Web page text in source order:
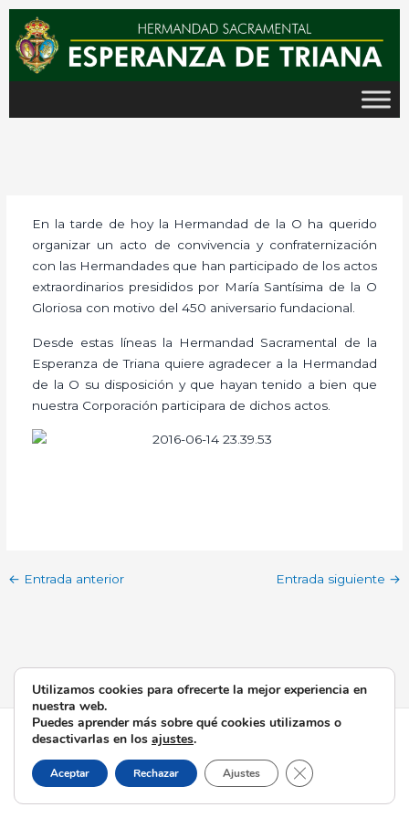
contenido
En la tarde de hoy la Hermandad de la O ha querido
organizar un acto de convivencia y confraternización
con las Hermandades que han participado de los actos
extraordinarios presididos por María Santísima de la O
Gloriosa con motivo del 450 aniversario fundacional.
Desde estas líneas la Hermandad Sacramental de la
Esperanza de Triana quiere agradecer a la Hermandad
de la O su disposición y que hayan tenido a bien que
nuestra Corporación participara de dichos actos.
← Entrada anterior Entrada siguiente →
Todos los derechos © 2026 Esperanza de Triana | Funciona
gracias aTema Astra para WordPress
Utilizamos cookies para ofrecerte la mejor experiencia en
nuestra web.
Puedes aprender más sobre qué cookies utilizamos o
desactivarlas en los ajustes.
Aceptar Rechazar Ajustes Cerrar el banner